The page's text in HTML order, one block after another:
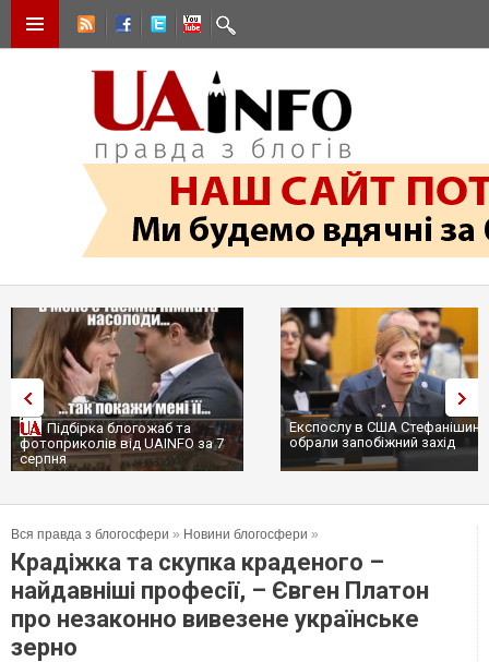
Експослу в США Стефанішиній
обрали запобіжний захід
Трамп не передасть Україні
сотні ракет до Patriot, бо у
Вся правда з блогосфери » Новини блогосфери »
Крадіжка та скупка краденого –
найдавніші професії, – Євген Платон
про незаконно вивезене українське
зерно